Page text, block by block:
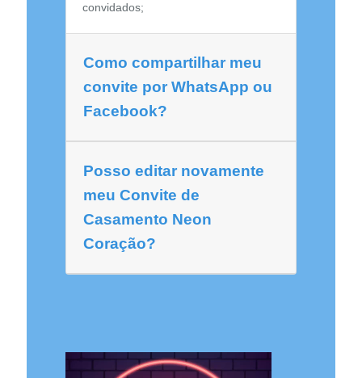
convidados;
Como compartilhar meu
convite por WhatsApp ou
Facebook?
Posso editar novamente
meu Convite de
Casamento Neon
Coração?